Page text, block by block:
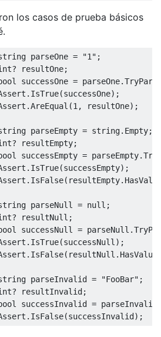
los casos de prueba básicos
parseOne = "1" ;
? resultOne;
successOne = parseOne.
. IsTrue(successOne);
.AreEqual (1 , resultOne);
parseEmpty = string. Empty;
? resultEmpty;
successEmpty = parseEmpty.
. IsTrue(successEmpty);
. IsFalse( resultEmpty.
parseNull = null ;
? resultNull ;
successNull = parseNull .
. IsTrue(successNull );
. IsFalse( resultNull . HasValue
parseInvalid = "FooBar" ;
? resultInvalid;
successInvalid = parseInvalid
. IsFalse(successInvalid);